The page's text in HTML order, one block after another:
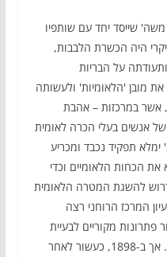
שייסד יחד עם שותפיו
וחזונה העיקרי היה הכשרת הלבבות,
על הבריות
מובן 'הלאומיות' ולעשותה
אשר במרכזות – אהבת
של אנשים בעלי הכרה לאומית
תפקיד נכבד ומכריע
את הכחות הלאומיים וכדי
להשגת המטרה הלאומית
המרכז הרוחני רצה
מקוריים לבעיית
היהדות ולא רק להטיח דברי ביקורת. אך ב-1898, כעשור לאחר